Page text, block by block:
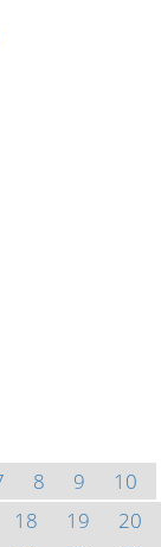
8 9
10
18 19
20